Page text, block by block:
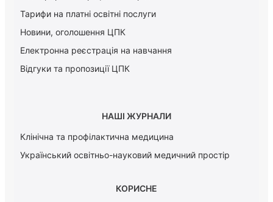
Тарифи на платні освітні послуги
Новини, оголошення ЦПК
Електронна реєстрація на навчання
Відгуки та пропозиції ЦПК
НАШІ ЖУРНАЛИ
Клінічна та профілактична медицина
Український освітньо-науковий медичний простір
КОРИСНЕ